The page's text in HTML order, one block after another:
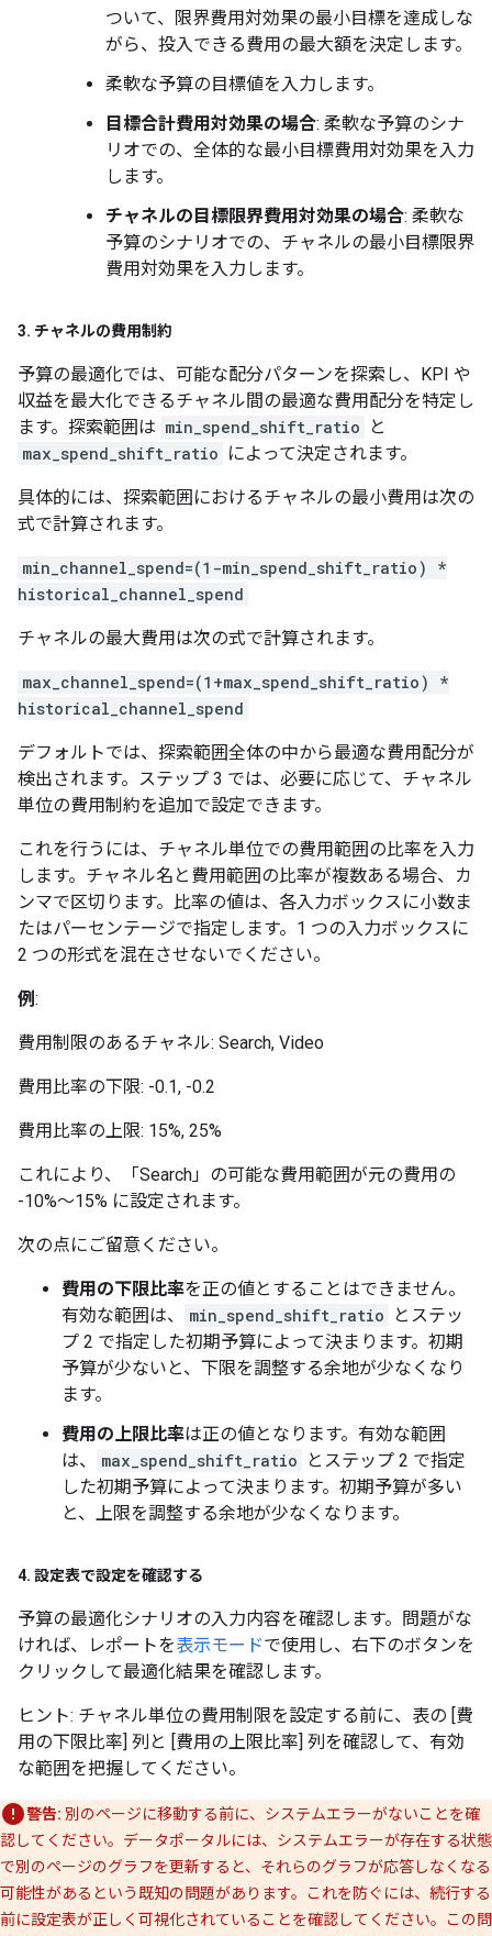
ついて、限界費用対効果の最小目標を達成しな
がら、投入できる費用の最大額を決定します。
柔軟な予算の目標値を入力します。
目標合計費用対効果の場合: 柔軟な予算のシナ
リオでの、全体的な最小目標費用対効果を入力
します。
チャネルの目標限界費用対効果の場合: 柔軟な
予算のシナリオでの、チャネルの最小目標限界
費用対効果を入力します。
3. チャネルの費用制約
予算の最適化では、可能な配分パターンを探索し、KPI や
収益を最大化できるチャネル間の最適な費用配分を特定し
ます。探索範囲は min_spend_shift_ratio
と
max_spend_shift_ratio によって決定されます。
具体的には、探索範囲におけるチャネルの最小費用は次の
式で計算されます。
min_channel_spend=(1-min_spend_shift_ratio) *
historical_channel_spend
チャネルの最大費用は次の式で計算されます。
max_channel_spend=(1+max_spend_shift_ratio) *
historical_channel_spend
デフォルトでは、探索範囲全体の中から最適な費用配分が
検出されます。ステップ 3 では、必要に応じて、チャネル
単位の費用制約を追加で設定できます。
これを行うには、チャネル単位での費用範囲の比率を入力
します。チャネル名と費用範囲の比率が複数ある場合、カ
ンマで区切ります。比率の値は、各入力ボックスに小数ま
たはパーセンテージで指定します。1 つの入力ボックスに
2 つの形式を混在させないでください。
例:
費用制限のあるチャネル: Search, Video
費用比率の下限: -0.1, -0.2
費用比率の上限: 15%, 25%
これにより、「Search」の可能な費用範囲が元の費用の
-10%～15% に設定されます。
次の点にご留意ください。
費用の下限比率を正の値とすることはできません。
有効な範囲は、
min_spend_shift_ratio
とステッ
プ 2 で指定した初期予算によって決まります。初期
予算が少ないと、下限を調整する余地が少なくなり
ます。
費用の上限比率は正の値となります。有効な範囲
は、
max_spend_shift_ratio
とステップ 2 で指定
した初期予算によって決まります。初期予算が多い
と、上限を調整する余地が少なくなります。
4. 設定表で設定を確認する
予算の最適化シナリオの入力内容を確認します。問題がな
ければ、レポートを表示モードで使用し、右下のボタンを
クリックして最適化結果を確認します。
ヒント: チャネル単位の費用制限を設定する前に、表の [費
用の下限比率] 列と [費用の上限比率] 列を確認して、有効
な範囲を把握してください。
警告: 別のページに移動する前に、システムエラーがないことを確
認してください。データポータルには、システムエラーが存在する状態
で別のページのグラフを更新すると、それらのグラフが応答しなくなる
可能性があるという既知の問題があります。これを防ぐには、続行する
前に設定表が正しく可視化されていることを確認してください。この問